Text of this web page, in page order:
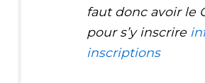
faut donc avoir le
pour s’y inscrire
inscriptions